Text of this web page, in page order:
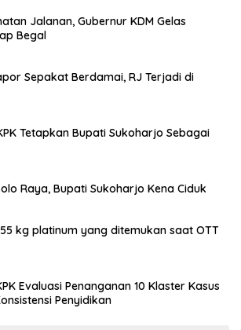
Jalanan, Gubernur KDM Gelas
Begal
Sepakat Berdamai, RJ Terjadi di
Tetapkan Bupati Sukoharjo Sebagai
Raya, Bupati Sukoharjo Kena Ciduk
kg platinum yang ditemukan saat OTT
Evaluasi Penanganan 10 Klaster Kasus
Penyidikan